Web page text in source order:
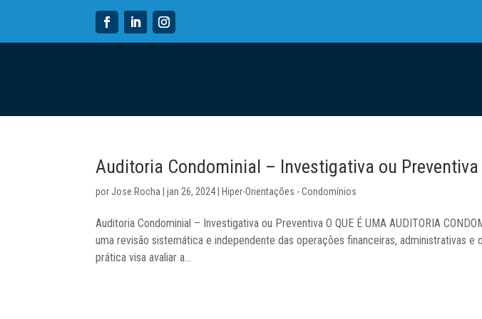
Auditoria Condominial – Investigativa ou Preventiva
por Jose Rocha |jan 26, 2024 Hiper-Orientações - Condomínios
Auditoria Condominial – Investigativa ou Preventiva O QUE É UMA AUDITORIA
uma revisão sistemática e independente das operações financeiras, administrativas e
prática visa avaliar a...